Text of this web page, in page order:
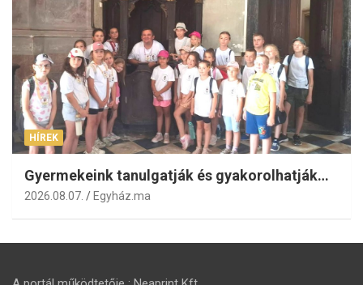
HÍREK
Gyermekeink tanulgatják és gyakorolhatják…
2026.08.07. Egyház.ma